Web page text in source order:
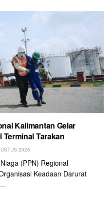
Kalimantan Gelar
Terminal Tarakan
2026
(PPN) Regional
Keadaan Darurat